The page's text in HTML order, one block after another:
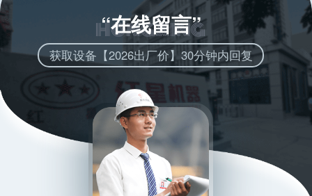
“在线留言”
获取设备【2026出厂价】30分钟内回复